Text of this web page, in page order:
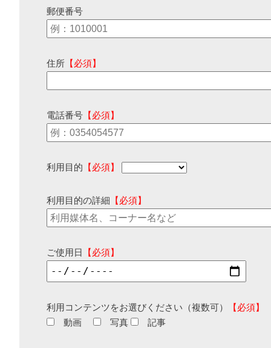
郵便番号
住所 【必須】
電話番号 【必須】
利用目的 【必須】
利用目的の詳細 【必須】
ご使用日 【必須】
利用コンテンツをお選びください（複数可）
【必須】
動画
写真 記事